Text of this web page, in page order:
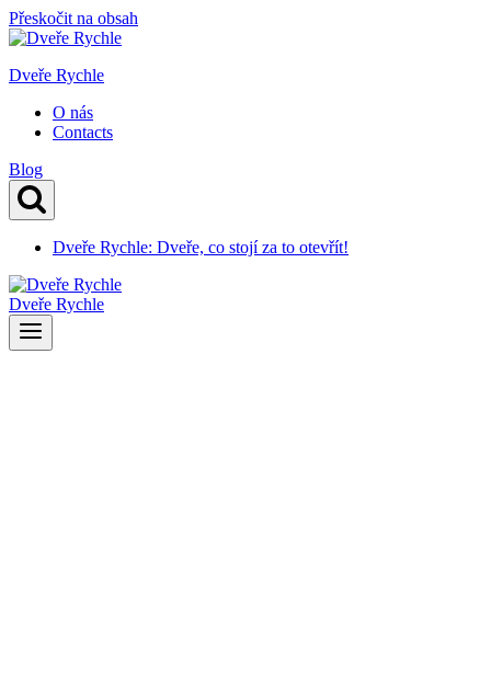
Přeskočit na obsah
Dveře Rychle
O nás
Contacts
Blog
Dveře Rychle: Dveře, co stojí za to otevřít!
Dveře Rychle